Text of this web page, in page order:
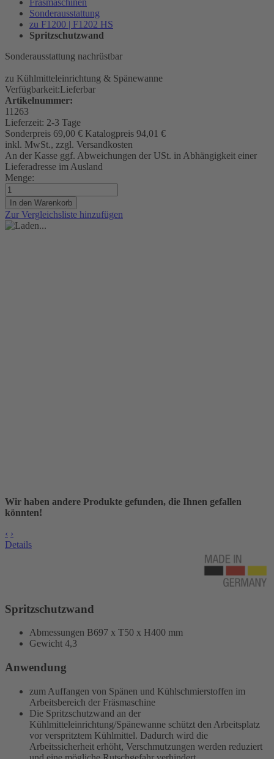
Sonderausstattung
zu F1200 | F1202 HS
Spritzschutzwand
Sonderausstattung nachrüstbar
zu Kühlmitteleinrichtung & Spänewanne
Verfügbarkeit:Lieferbar
Artikelnummer:
11263
Lieferzeit: 2-3 Tage
Sonderpreis 69,00 € Katalogpreis 94,01 €
inkl. MwSt., zzgl. Versandkosten
An der Kasse ggf. Abweichungen der USt. in Abhängigkeit einer
Lieferadresse im Ausland
Menge:
In den Warenkorb
Zur Vergleichsliste hinzufügen
Wir haben andere Produkte gefunden, die Ihnen gefallen
könnten!
‹ ›
Details
Spritzschutzwand
Abmessungen B697 x T50 x H400 mm
Gewicht 4,3
Anwendung
zum Auffangen von Spänen und Kühlschmierstoffen im
Arbeitsbereich der Fräsmaschine
Die Spritzschutzwand an der
Kühlmitteleinrichtung/Spänewanne schützt den Arbeitsplatz
vor verspritztem Kühlmittel. Dadurch wird die
Arbeitssicherheit erhöht, Verschmutzungen werden reduziert